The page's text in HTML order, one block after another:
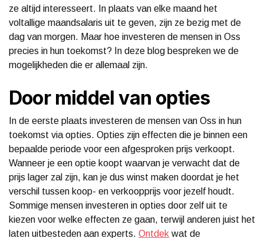
ze altijd interesseert. In plaats van elke maand het
voltallige maandsalaris uit te geven, zijn ze bezig met de
dag van morgen. Maar hoe investeren de mensen in Oss
precies in hun toekomst? In deze blog bespreken we de
mogelijkheden die er allemaal zijn.
Door middel van opties
In de eerste plaats investeren de mensen van Oss in hun
toekomst via opties. Opties zijn effecten die je binnen een
bepaalde periode voor een afgesproken prijs verkoopt.
Wanneer je een optie koopt waarvan je verwacht dat de
prijs lager zal zijn, kan je dus winst maken doordat je het
verschil tussen koop- en verkoopprijs voor jezelf houdt.
Sommige mensen investeren in opties door zelf uit te
kiezen voor welke effecten ze gaan, terwijl anderen juist het
laten uitbesteden aan experts. Ontdek wat de